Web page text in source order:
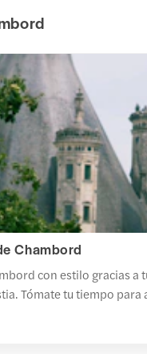
Chambord
con estilo gracias
Tómate tu tiempo